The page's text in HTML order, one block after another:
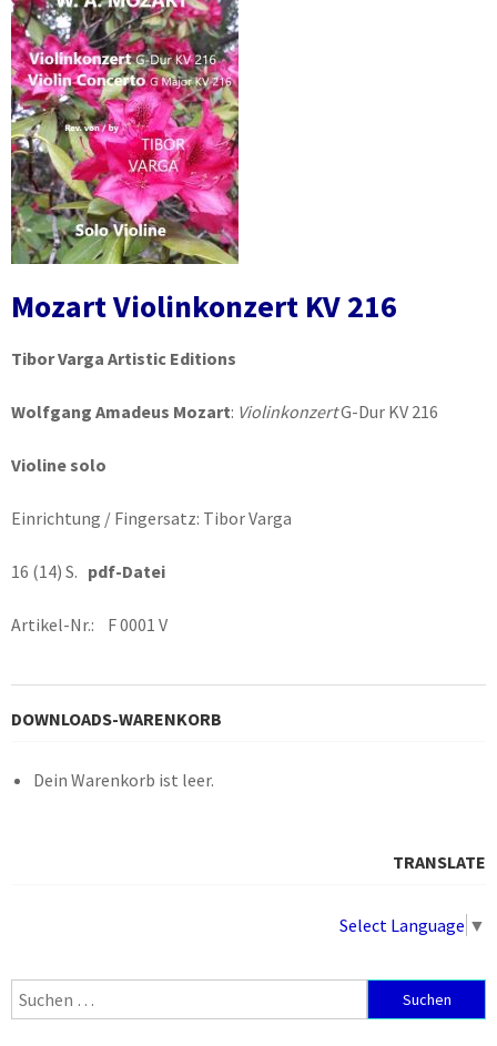
Mozart Violinkonzert KV 216
Tibor Varga Artistic Editions
Wolfgang Amadeus Mozart: ViolinkonzertG-Dur KV 216
Violine solo
Einrichtung / Fingersatz: Tibor Varga
16 (14) S. pdf-Datei
Artikel-Nr.: F 0001 V
DOWNLOADS-WARENKORB
Dein Warenkorb ist leer.
TRANSLATE
Select Language ▼
Suchen
nach: